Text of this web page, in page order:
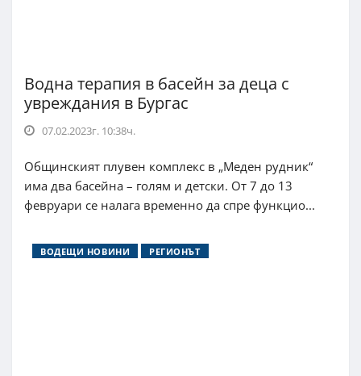
Водна терапия в басейн за деца с
увреждания в Бургас
07.02.2023г. 10:38ч.
Общинският плувен комплекс в „Меден рудник“
има два басейна – голям и детски. От 7 до 13
февруари се налага временно да спре функцио...
ВОДЕЩИ НОВИНИ РЕГИОНЪТ